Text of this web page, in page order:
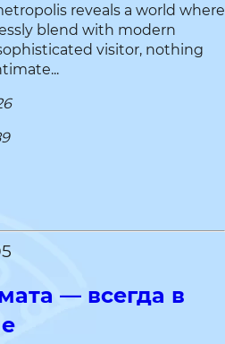
reveals a world where
blend with modern
visitor, nothing
— всегда в